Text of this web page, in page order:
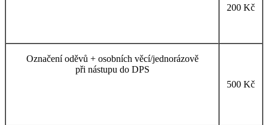
200 Kč
Označení oděvů + osobních věcí/jednorázově
při nástupu do DPS
500 Kč